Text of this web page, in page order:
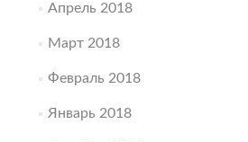
Апрель 2018
Март 2018
Февраль 2018
Январь 2018